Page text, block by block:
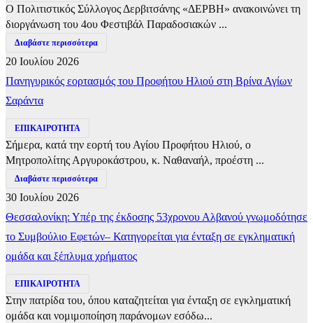
Ο Πολιτιστικός Σύλλογος Δερβιτσάνης «ΔΕΡΒΗ» ανακοινώνει τη
διοργάνωση του 4ου Φεστιβάλ Παραδοσιακών ...
Διαβάστε περισσότερα
20 Ιουλίου 2026
Πανηγυρικός εορτασμός του Προφήτου Ηλιού στη Βρίνα Αγίων
Σαράντα
ΕΠΙΚΑΙΡΟΤΗΤΑ
Σήμερα, κατά την εορτή του Αγίου Προφήτου Ηλιού, ο
Μητροπολίτης Αργυροκάστρου, κ. Ναθαναήλ, προέστη ...
Διαβάστε περισσότερα
30 Ιουλίου 2026
Θεσσαλονίκη: Υπέρ της έκδοσης 53χρονου Αλβανού γνωμοδότησε
το Συμβούλιο Εφετών– Κατηγορείται για ένταξη σε εγκληματική
ομάδα και ξέπλυμα χρήματος
ΕΠΙΚΑΙΡΟΤΗΤΑ
Στην πατρίδα του, όπου καταζητείται για ένταξη σε εγκληματική
ομάδα και νομιμοποίηση παράνομων εσόδω...